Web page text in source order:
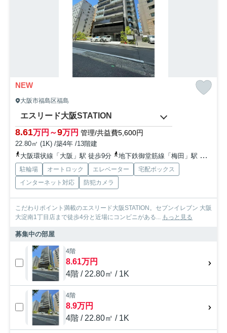
NEW
大阪市福島区福島
エスリード大阪STATION
8.61万円～9万円 管理/共益費5,600円
22.80㎡ (1K) /築4年 /13階建
大阪環状線「大阪」駅 徒歩9分
地下鉄御堂筋線「梅田」駅 徒歩15分
駐輪場 オートロック エレベーター
宅配ボックス
インターネット対応
防犯カメラ
こだわりポイント満載のエスリード大阪STATION。セブンイレブン 大阪
大淀南1丁目店まで徒歩4分と近場にコンビニがある... もっと見る
募集中の部屋
4階
8.61万円
4階 / 22.80㎡ / 1K
4階
8.9万円
4階 / 22.80㎡ / 1K